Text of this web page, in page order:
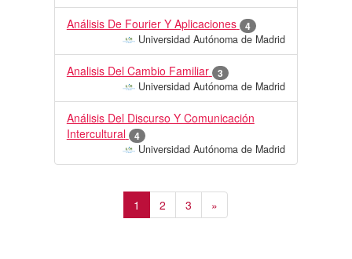
Análisis De Fourier Y Aplicaciones
4
Universidad Autónoma de Madrid
Analisis Del Cambio Familiar
3
Universidad Autónoma de Madrid
Análisis Del Discurso Y Comunicación
Intercultural
4
Universidad Autónoma de Madrid
1 2 3 »